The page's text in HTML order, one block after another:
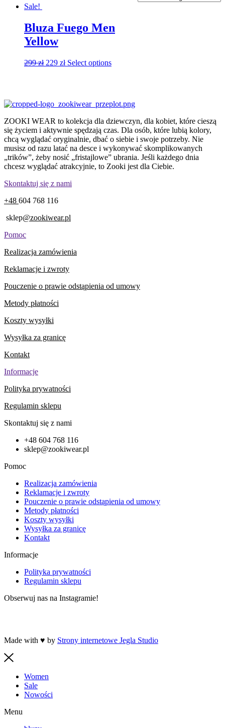
Sale!
Bluza Fuego Men
Yellow
299zł 229 zł Select options
ZOOKI WEAR to kolekcja dla dziewczyn, dla kobiet, które cieszą
się życiem i aktywnie spędzają czas. Dla osób, które lubią kolory,
chcą wyglądać oryginalnie, dbać o siebie i swoje potrzeby. Nie
musisz od razu latać na desce i wykonywać skomplikowanych
„trików”, żeby nosić „fristajlowe” ubrania. Jeśli każdego dnia
chcesz wyglądać atrakcyjnie, to Zooki jest dla Ciebie.
Skontaktuj się z nami
+48 604 768 116
sklep@zookiwear.pl
Pomoc
Realizacja zamówienia
Reklamacje i zwroty
Pouczenie o prawie odstąpienia od umowy
Metody płatności
Koszty wysyłki
Wysyłka za granicę
Kontakt
Informacje
Polityka prywatności
Regulamin sklepu
Skontaktuj się z nami
+48 604 768 116
sklep@zookiwear.pl
Pomoc
Realizacja zamówienia
Reklamacje i zwroty
Pouczenie o prawie odstąpienia od umowy
Metody płatności
Koszty wysyłki
Wysyłka za granicę
Kontakt
Informacje
Polityka prywatności
Regulamin sklepu
Obserwuj nas na Instagramie!
Made with ♥ by Strony internetowe Jegla Studio
Women
Sale
Nowości
Menu